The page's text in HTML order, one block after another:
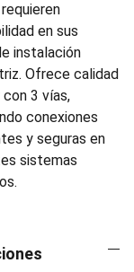
en sus
instalación
Ofrece calidad
3 vías,
conexiones
y seguras en
sistemas